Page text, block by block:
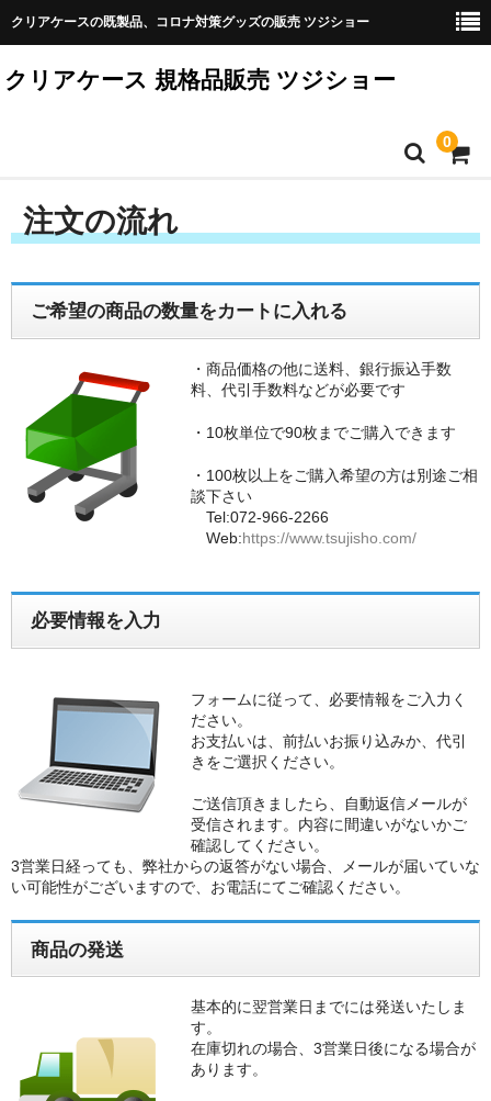
クリアケースの既製品、コロナ対策グッズの販売 ツジショー
クリアケース 規格品販売 ツジショー
0
ホーム
ご利用案内
寸法表記
注文の流れ
カート
お問い合わせ
注文の流れ
ご希望の商品の数量をカートに入れる
・商品価格の他に送料、銀行振込手数
料、代引手数料などが必要です
・10枚単位で90枚までご購入できます
・100枚以上をご購入希望の方は別途ご相
談下さい
Tel:072-966-2266
Web:https://www.tsujisho.com/
必要情報を入力
フォームに従って、必要情報をご入力く
ださい。
お支払いは、前払いお振り込みか、代引
きをご選択ください。
ご送信頂きましたら、自動返信メールが
受信されます。内容に間違いがないかご
確認してください。
3営業日経っても、弊社からの返答がない場合、メールが届いていな
い可能性がございますので、お電話にてご確認ください。
商品の発送
基本的に翌営業日までには発送いたしま
す。
在庫切れの場合、3営業日後になる場合が
あります。